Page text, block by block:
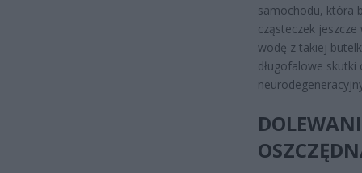
samochodu, która
cząsteczek
wodę z takiej
długofalowe